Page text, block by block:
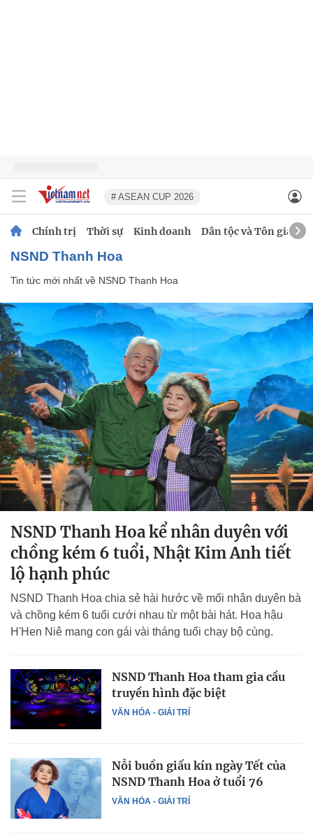
# ASEAN CUP 2026
Chính trị Thời sự Kinh doanh Dân tộc và Tôn giáo
NSND Thanh Hoa
Tin tức mới nhất về NSND Thanh Hoa
NSND Thanh Hoa kể nhân duyên với
chồng kém 6 tuổi, Nhật Kim Anh tiết
lộ hạnh phúc
NSND Thanh Hoa chia sẻ hài hước về mối nhân duyên bà
và chồng kém 6 tuổi cưới nhau từ một bài hát. Hoa hậu
H'Hen Niê mang con gái vài tháng tuổi chạy bộ cùng.
VĂN HÓA - GIẢI TRÍ
NSND Thanh Hoa tham gia cầu
truyền hình đặc biệt
VĂN HÓA - GIẢI TRÍ
Nỗi buồn giấu kín ngày Tết của
NSND Thanh Hoa ở tuổi 76